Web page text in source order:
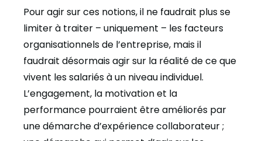
Pour agir sur ces notions, il ne faudrait plus se
limiter à traiter – uniquement – les facteurs
organisationnels de l’entreprise, mais il
faudrait désormais agir sur la réalité de ce que
vivent les salariés à un niveau individuel.
L’engagement, la motivation et la
performance pourraient être améliorés par
une démarche d’expérience collaborateur ;